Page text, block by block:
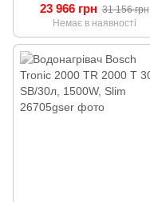
23 966 грн 31 156 грн
Немає в наявності